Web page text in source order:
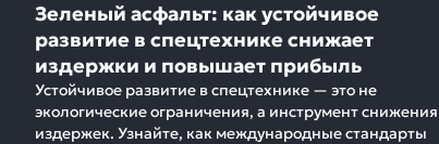
Зеленый асфальт: как устойчивое
развитие в спецтехнике снижает
издержки и повышает прибыль
Устойчивое развитие в спецтехнике — это не
экологические ограничения, а инструмент снижения
издержек. Узнайте, как международные стандарты